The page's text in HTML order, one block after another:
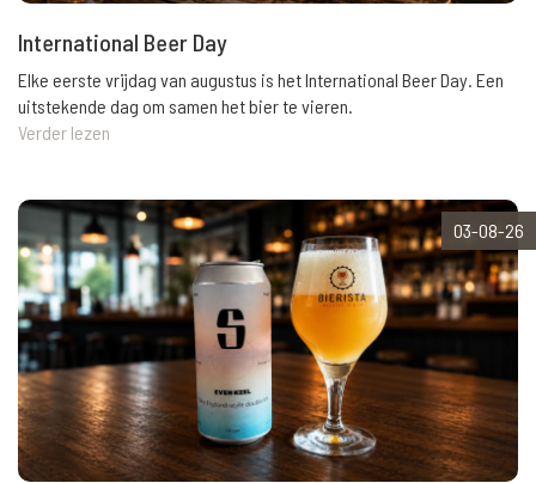
International Beer Day
Elke eerste vrijdag van augustus is het International Beer Day. Een
uitstekende dag om samen het bier te vieren.
Verder lezen
03-08-26